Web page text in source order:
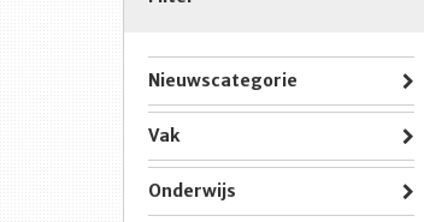
Nieuwscategorie
Vak
Onderwijs